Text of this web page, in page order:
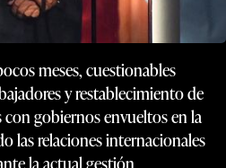
meses, cuestionables
y restablecimiento de
gobiernos envueltos en la
las relaciones internacionales
la actual gestión